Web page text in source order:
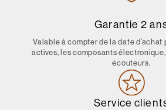
Garantie 2
Valable à compter de la date
actives, les composants
écouteurs.
Service